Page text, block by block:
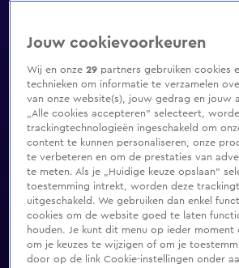
Jouw cookievoorkeuren
Wij en onze29 partners gebruiken cookies
technieken om informatie te verzamelen
van onze website(s), jouw gedrag en jouw
„Alle cookies accepteren” selecteert,
trackingtechnologieën ingeschakeld om
content te kunnen personaliseren, onze
te verbeteren en om de prestaties van
te meten. Als je „Huidige keuze opslaan”
toestemming intrekt, worden deze
uitgeschakeld. We gebruiken dan enkel
cookies om de website goed te laten
houden. Je kunt dit menu op ieder moment
om je keuzes te wijzigen of om je
door op de link Cookie-instellingen onder